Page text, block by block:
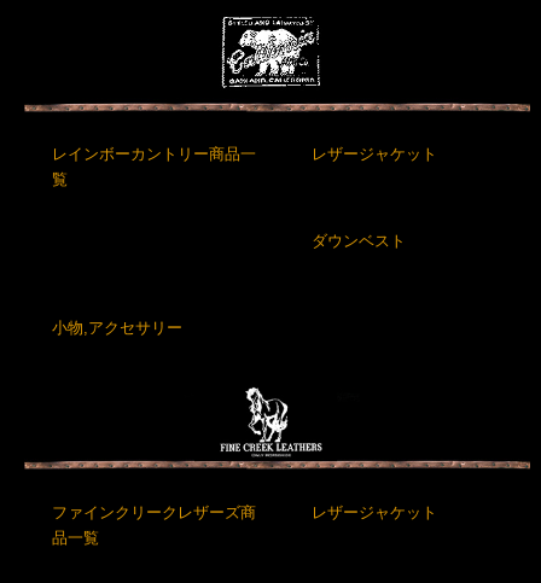
レインボーカントリー商品一
覧
レザージャケット
ダウンベスト
小物,アクセサリー
ファインクリークレザーズ商
品一覧
レザージャケット